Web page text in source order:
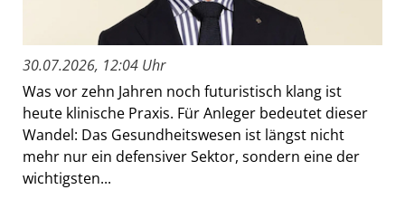
30.07.2026, 12:04 Uhr
Was vor zehn Jahren noch futuristisch klang ist
heute klinische Praxis. Für Anleger bedeutet dieser
Wandel: Das Gesundheitswesen ist längst nicht
mehr nur ein defensiver Sektor, sondern eine der
wichtigsten...